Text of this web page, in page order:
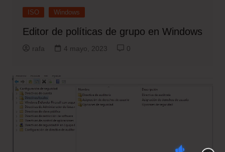
ISO Windows
Editor de políticas de grupo en Windows
rafa 4 mayo, 2023 0